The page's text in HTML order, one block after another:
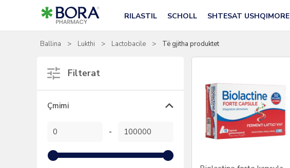
RILASTIL SCHOLL SHTESAT USHQIMORE
Ballina > Lukthi > Lactobacile > Të gjitha produktet
Filterat
Çmimi
-